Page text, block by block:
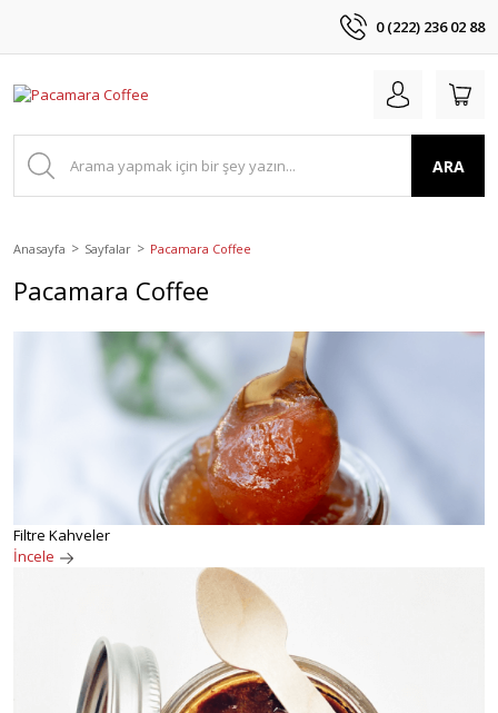
0 (222) 236 02 88
ARA
Anasayfa Sayfalar Pacamara Coffee
Pacamara Coffee
Filtre Kahveler
İncele